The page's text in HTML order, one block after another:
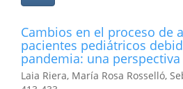
Cambios en el proceso de
pacientes pediátricos
pandemia: una
Laia Riera, María Rosa Rosselló,